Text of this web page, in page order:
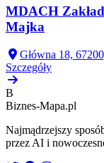
MDACH
Majka
Główna 18,
Szczegóły
B
Biznes-Mapa.pl
Najmądrzejszy
przez AI i